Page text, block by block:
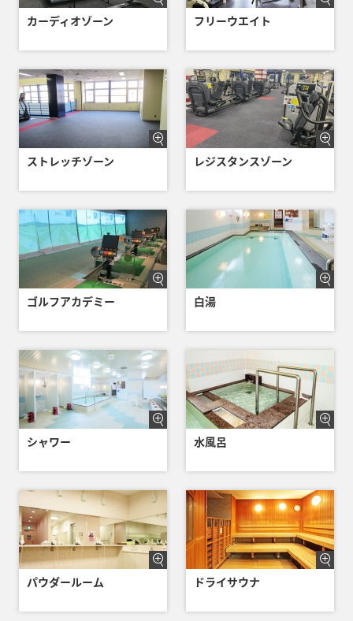
カーディオゾーン フリーウエイト
ストレッチゾーン レジスタンスゾーン
ゴルフアカデミー 白湯
シャワー 水風呂
パウダールーム ドライサウナ